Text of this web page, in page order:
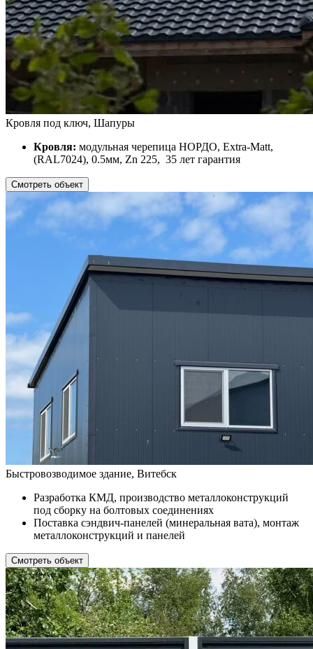
Кровля под ключ, Шапуры
Кровля: модульная черепица НОРДО, Extra-Matt,
(RAL7024), 0.5мм, Zn 225, 35 лет гарантия
Смотреть объект
Быстровозводимое здание, Витебск
Разработка КМД, производство металлоконструкций
под сборку на болтовых соединениях
Поставка сэндвич-панелей (минеральная вата), монтаж
металлоконструкций и панелей
Смотреть объект